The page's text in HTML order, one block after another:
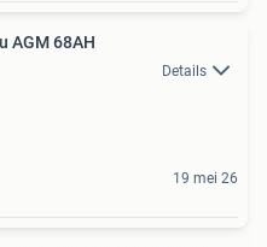
AGM 68AH
Details
19 mei 26